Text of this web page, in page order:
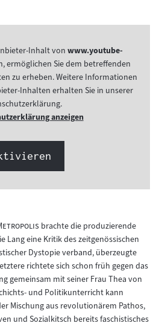
Inhalt von www.youtube-
ermöglichen Sie dem betreffenden
zu erheben. Weitere Informationen
Inhalten erhalten Sie in unserer
anzeigen
"brachte die produzierende
Lang eine Kritik des zeitgenössischen
Dystopie verband, überzeugte
richtete sich schon früh gegen das
gemeinsam mit seiner Frau Thea von
und Politikunterricht kann
Mischung aus revolutionärem Pathos,
und Sozialkitsch bereits faschistisches